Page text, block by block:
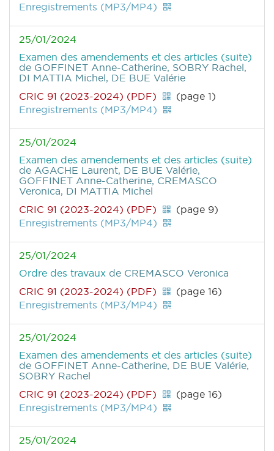
Enregistrements (MP3/MP4)
25/01/2024
Examen des amendements et des articles (suite)
de GOFFINET Anne-Catherine, SOBRY Rachel,
DI MATTIA Michel, DE BUE Valérie
CRIC 91 (2023-2024) (PDF)
(page 1)
Enregistrements (MP3/MP4)
25/01/2024
Examen des amendements et des articles (suite)
de AGACHE Laurent, DE BUE Valérie,
GOFFINET Anne-Catherine, CREMASCO
Veronica, DI MATTIA Michel
CRIC 91 (2023-2024) (PDF)
(page 9)
Enregistrements (MP3/MP4)
25/01/2024
Ordre des travaux de CREMASCO Veronica
CRIC 91 (2023-2024) (PDF)
(page 16)
Enregistrements (MP3/MP4)
25/01/2024
Examen des amendements et des articles (suite)
de GOFFINET Anne-Catherine, DE BUE Valérie,
SOBRY Rachel
CRIC 91 (2023-2024) (PDF)
(page 16)
Enregistrements (MP3/MP4)
25/01/2024